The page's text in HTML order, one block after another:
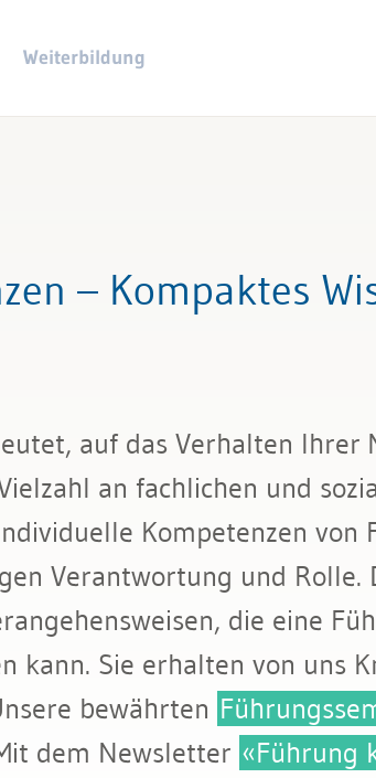
Weiterbildung
– Kompaktes
auf das Verhalten Ihrer
an fachlichen und
Kompetenzen
Verantwortung und
die eine
kann. Sie erhalten von uns
bewährten
dem Newsletter «Führung